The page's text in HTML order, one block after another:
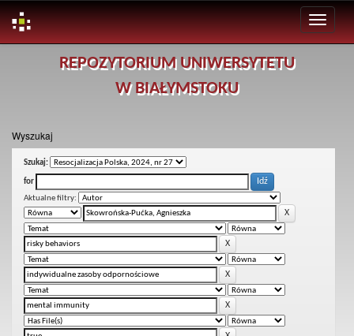
REPOZYTORIUM UNIWERSYTETU
W BIAŁYMSTOKU
Wyszukaj
Szukaj:
for
Aktualne filtry: